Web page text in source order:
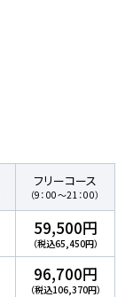
フリーコース
（9：00～21：00）
59,500円
（税込65,450円）
96,700円
（税込106,370円）